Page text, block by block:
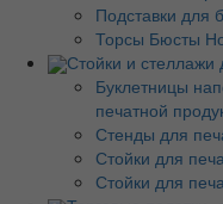
Подставки для
Торсы Бюсты
Стойки и стеллажи
Буклетницы
печатной
Стенды для
Стойки для
Стойки для